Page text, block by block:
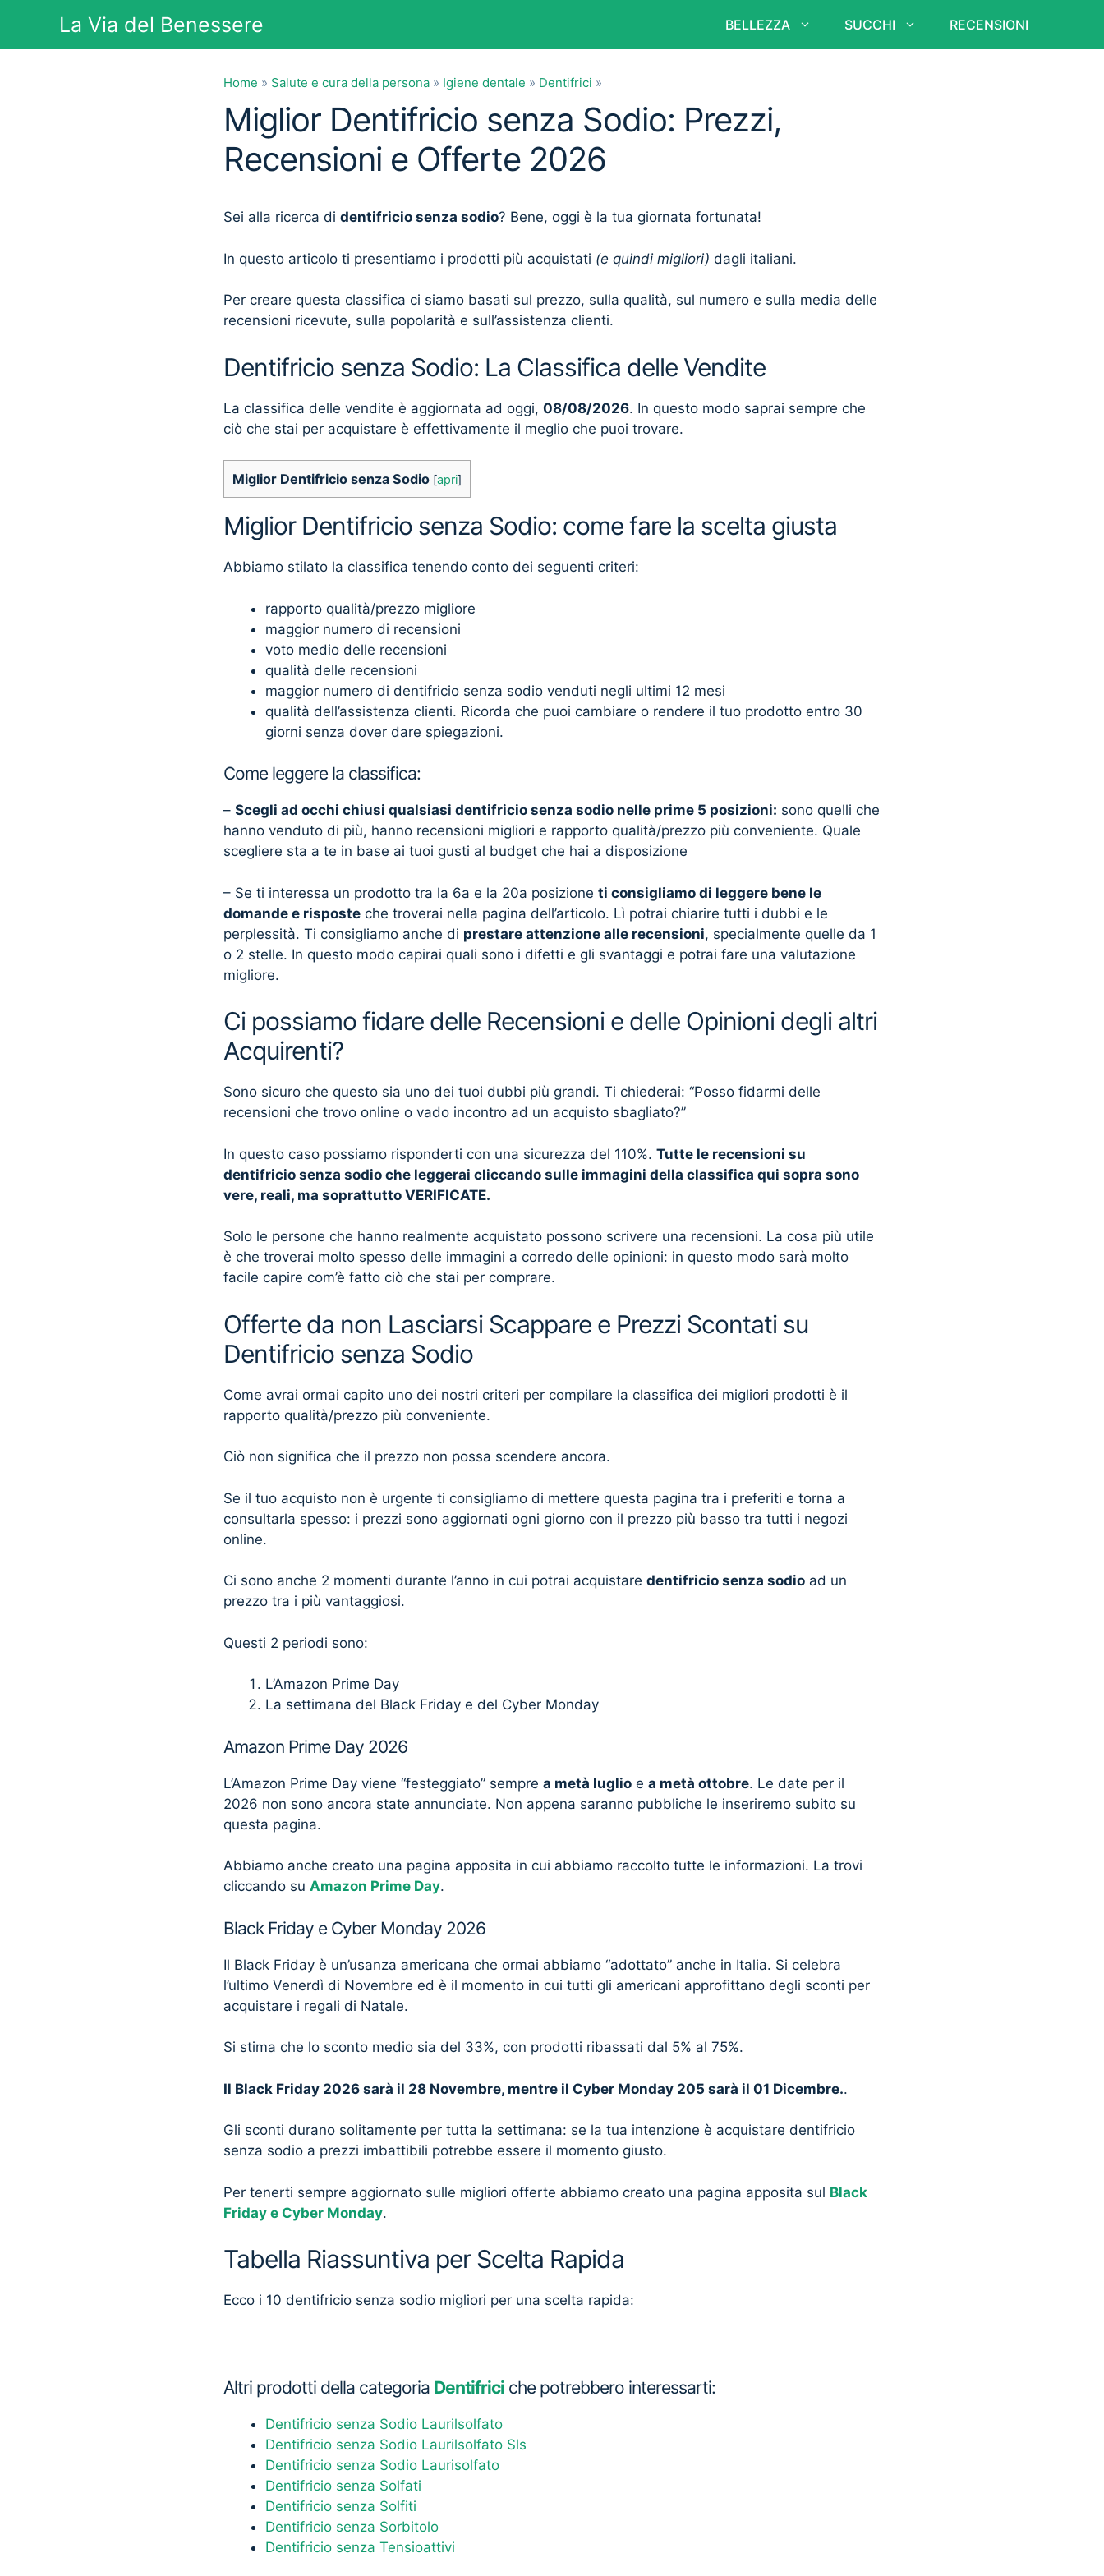
contenuto
La Via del Benessere BELLEZZA SUCCHI RECENSIONI
Home » Salute e cura della persona » Igiene dentale » Dentifrici »
Miglior Dentifricio senza Sodio: Prezzi,
Recensioni e Offerte 2026
Sei alla ricerca di dentifricio senza sodio? Bene, oggi è la tua giornata fortunata!
In questo articolo ti presentiamo i prodotti più acquistati (e quindi migliori) dagli italiani.
Per creare questa classifica ci siamo basati sul prezzo, sulla qualità, sul numero e sulla media delle
recensioni ricevute, sulla popolarità e sull’assistenza clienti.
Dentifricio senza Sodio: La Classifica delle Vendite
La classifica delle vendite è aggiornata ad oggi, 08/08/2026. In questo modo saprai sempre che
ciò che stai per acquistare è effettivamente il meglio che puoi trovare.
Miglior Dentifricio senza Sodio [apri]
Miglior Dentifricio senza Sodio: come fare la scelta giusta
Abbiamo stilato la classifica tenendo conto dei seguenti criteri:
rapporto qualità/prezzo migliore
maggior numero di recensioni
voto medio delle recensioni
qualità delle recensioni
maggior numero di dentifricio senza sodio venduti negli ultimi 12 mesi
qualità dell’assistenza clienti. Ricorda che puoi cambiare o rendere il tuo prodotto entro 30
giorni senza dover dare spiegazioni.
Come leggere la classifica:
– Scegli ad occhi chiusi qualsiasi dentifricio senza sodio nelle prime 5 posizioni: sono quelli che
hanno venduto di più, hanno recensioni migliori e rapporto qualità/prezzo più conveniente. Quale
scegliere sta a te in base ai tuoi gusti al budget che hai a disposizione
– Se ti interessa un prodotto tra la 6a e la 20a posizione ti consigliamo di leggere bene le
domande e risposte che troverai nella pagina dell’articolo. Lì potrai chiarire tutti i dubbi e le
perplessità. Ti consigliamo anche di prestare attenzione alle recensioni, specialmente quelle da 1
o 2 stelle. In questo modo capirai quali sono i difetti e gli svantaggi e potrai fare una valutazione
migliore.
Ci possiamo fidare delle Recensioni e delle Opinioni degli altri
Acquirenti?
Sono sicuro che questo sia uno dei tuoi dubbi più grandi. Ti chiederai: “Posso fidarmi delle
recensioni che trovo online o vado incontro ad un acquisto sbagliato?”
In questo caso possiamo risponderti con una sicurezza del 110%. Tutte le recensioni su
dentifricio senza sodio che leggerai cliccando sulle immagini della classifica qui sopra sono
vere, reali, ma soprattutto VERIFICATE.
Solo le persone che hanno realmente acquistato possono scrivere una recensioni. La cosa più utile
è che troverai molto spesso delle immagini a corredo delle opinioni: in questo modo sarà molto
facile capire com’è fatto ciò che stai per comprare.
Offerte da non Lasciarsi Scappare e Prezzi Scontati su
Dentifricio senza Sodio
Come avrai ormai capito uno dei nostri criteri per compilare la classifica dei migliori prodotti è il
rapporto qualità/prezzo più conveniente.
Ciò non significa che il prezzo non possa scendere ancora.
Se il tuo acquisto non è urgente ti consigliamo di mettere questa pagina tra i preferiti e torna a
consultarla spesso: i prezzi sono aggiornati ogni giorno con il prezzo più basso tra tutti i negozi
online.
Ci sono anche 2 momenti durante l’anno in cui potrai acquistare dentifricio senza sodio ad un
prezzo tra i più vantaggiosi.
Questi 2 periodi sono:
L’Amazon Prime Day
La settimana del Black Friday e del Cyber Monday
Amazon Prime Day 2026
L’Amazon Prime Day viene “festeggiato” sempre a metà luglio e a metà ottobre. Le date per il
2026 non sono ancora state annunciate. Non appena saranno pubbliche le inseriremo subito su
questa pagina.
Abbiamo anche creato una pagina apposita in cui abbiamo raccolto tutte le informazioni. La trovi
cliccando su Amazon Prime Day.
Black Friday e Cyber Monday 2026
Il Black Friday è un’usanza americana che ormai abbiamo “adottato” anche in Italia. Si celebra
l’ultimo Venerdì di Novembre ed è il momento in cui tutti gli americani approfittano degli sconti per
acquistare i regali di Natale.
Si stima che lo sconto medio sia del 33%, con prodotti ribassati dal 5% al 75%.
Il Black Friday 2026 sarà il 28 Novembre, mentre il Cyber Monday 205 sarà il 01 Dicembre..
Gli sconti durano solitamente per tutta la settimana: se la tua intenzione è acquistare dentifricio
senza sodio a prezzi imbattibili potrebbe essere il momento giusto.
Per tenerti sempre aggiornato sulle migliori offerte abbiamo creato una pagina apposita sul Black
Friday e Cyber Monday.
Tabella Riassuntiva per Scelta Rapida
Ecco i 10 dentifricio senza sodio migliori per una scelta rapida:
Altri prodotti della categoria Dentifrici che potrebbero interessarti:
Dentifricio senza Sodio Laurilsolfato
Dentifricio senza Sodio Laurilsolfato Sls
Dentifricio senza Sodio Laurisolfato
Dentifricio senza Solfati
Dentifricio senza Solfiti
Dentifricio senza Sorbitolo
Dentifricio senza Tensioattivi